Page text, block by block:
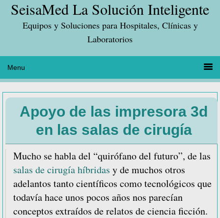
Saltar
principal
Saltar
contenido
Saltar
lateral
principal
SeisaMed La Solución Inteligente
Equipos y Soluciones para Hospitales, Clínicas y
Laboratorios
Apoyo de las impresora 3d
en las salas de cirugía
Mucho se habla del “quirófano del futuro”, de las
salas de cirugía híbridas y de muchos otros
adelantos tanto científicos como tecnológicos que
todavía hace unos pocos años nos parecían
conceptos extraídos de relatos de ciencia ficción.